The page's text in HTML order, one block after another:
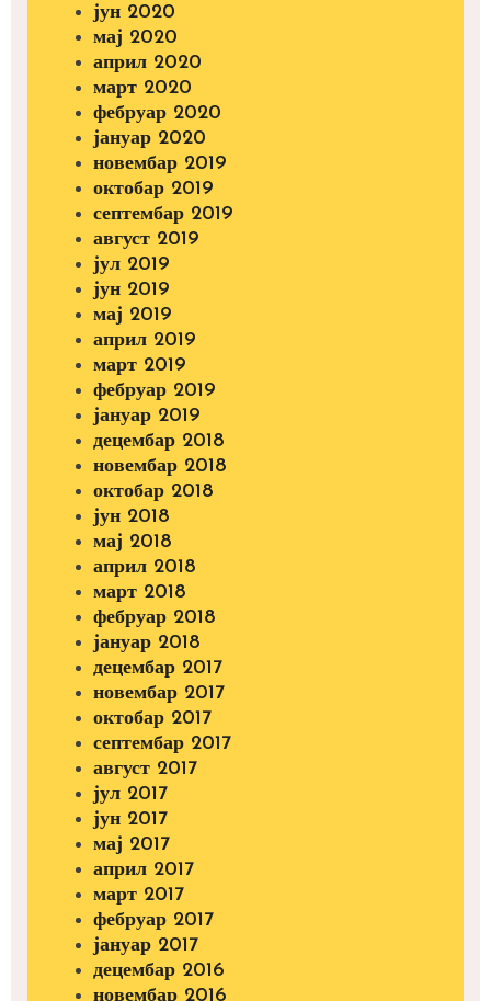
јун 2020
мај 2020
април 2020
март 2020
фебруар 2020
јануар 2020
новембар 2019
октобар 2019
септембар 2019
август 2019
јул 2019
јун 2019
мај 2019
април 2019
март 2019
фебруар 2019
јануар 2019
децембар 2018
новембар 2018
октобар 2018
јун 2018
мај 2018
април 2018
март 2018
фебруар 2018
јануар 2018
децембар 2017
новембар 2017
октобар 2017
септембар 2017
август 2017
јул 2017
јун 2017
мај 2017
април 2017
март 2017
фебруар 2017
јануар 2017
децембар 2016
новембар 2016